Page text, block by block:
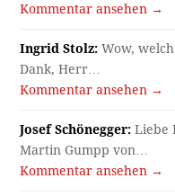
Kommentar ansehen →
Ingrid Stolz: Wow,
Dank, Herr…
Kommentar ansehen →
Josef Schönegger: Liebe
Martin Gumpp von…
Kommentar ansehen →